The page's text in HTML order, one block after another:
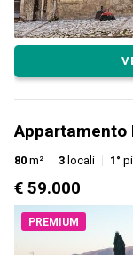
Appartamento
80 m² 3 locali 1°
€ 59.000
PREMIUM